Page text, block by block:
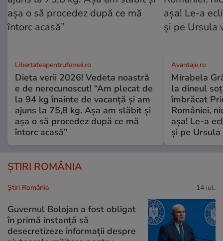
Libertateapentrufemei.ro
Dieta verii 2026! Vedeta noastră
e de nerecunoscut! “Am plecat de
la 94 kg înainte de vacanță și am
ajuns la 75,8 kg. Așa am slăbit și
așa o să procedez după ce mă
întorc acasă”
Avantaje.ro
Mirabela
la dineul
îmbrăcat
României,
așa! Le-a
și pe
ȘTIRI ROMÂNIA
Știri România 14 iul.
Guvernul Bolojan a fost obligat
în primă instanță să
desecretizeze informații despre